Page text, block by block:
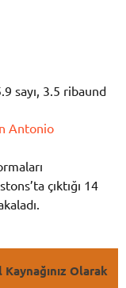
sayı, 3.5 ribaund
Antonio
çıktığı 14
Olarak